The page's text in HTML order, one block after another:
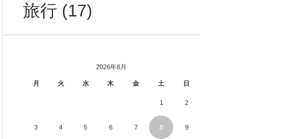
旅行 (17)
2026年8月
月 火 水 木 金 土 日
1 2
3 4 5 6 7 8 9